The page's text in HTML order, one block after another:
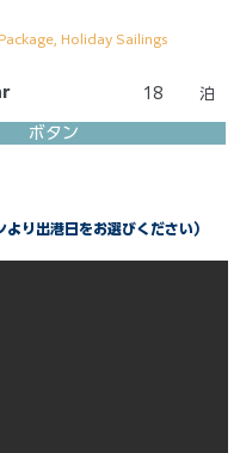
Holiday Sailings
18 泊
ボタン
り出港日をお選びください）